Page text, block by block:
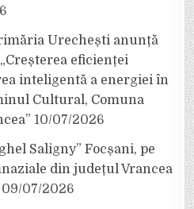
Urechești anunță
eficienței
inteligentă a energiei în
Cultural, Comuna
10/07/2026
Saligny” Focșani, pe
din județul Vrancea
09/07/2026